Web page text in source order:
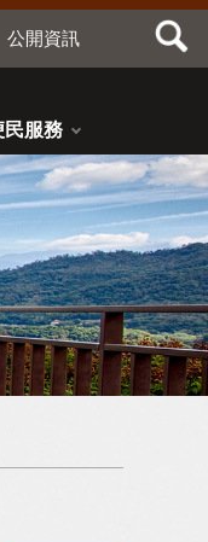
公開資訊
民服務